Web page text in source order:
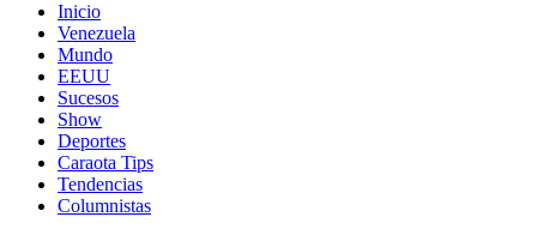
Inicio
Venezuela
Mundo
EEUU
Sucesos
Show
Deportes
Caraota Tips
Tendencias
Columnistas